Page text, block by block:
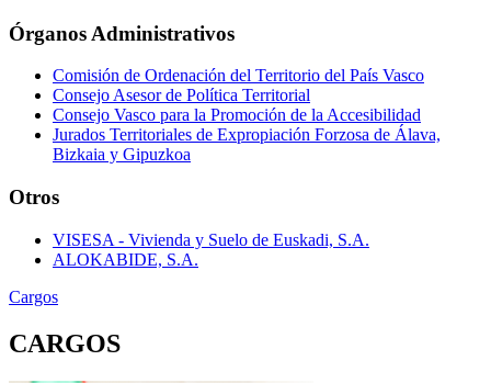
Órganos Administrativos
Comisión de Ordenación del Territorio del País Vasco
Consejo Asesor de Política Territorial
Consejo Vasco para la Promoción de la Accesibilidad
Jurados Territoriales de Expropiación Forzosa de Álava,
Bizkaia y Gipuzkoa
Otros
VISESA - Vivienda y Suelo de Euskadi, S.A.
ALOKABIDE, S.A.
Cargos
CARGOS